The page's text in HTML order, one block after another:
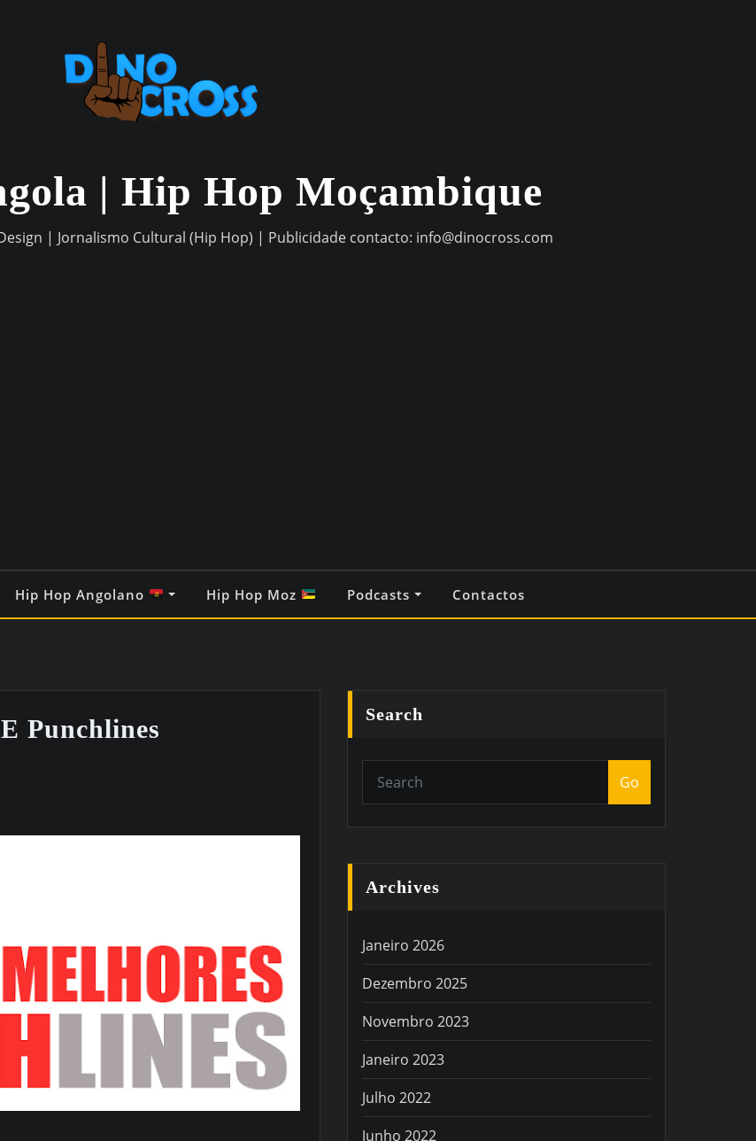
| Hip Hop Moçambique
| Jornalismo Cultural (Hip Hop) | Publicidade contacto: info@dinocross.com
Hip Hop Angolano Hip Hop Moz Podcasts Contactos
Punchlines Search
Go
Archives
Janeiro 2026
Dezembro 2025
Novembro 2023
Janeiro 2023
Julho 2022
Junho 2022